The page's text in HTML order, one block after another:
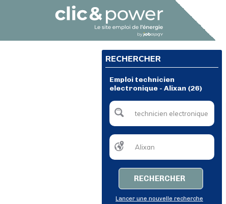
RECHERCHER
Emploi technicien
electronique - Alixan (26)
RECHERCHER
Lancer une nouvelle recherche